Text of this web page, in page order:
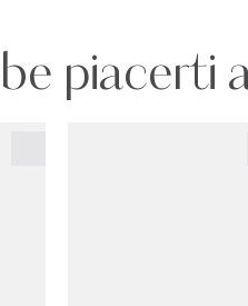
piacerti